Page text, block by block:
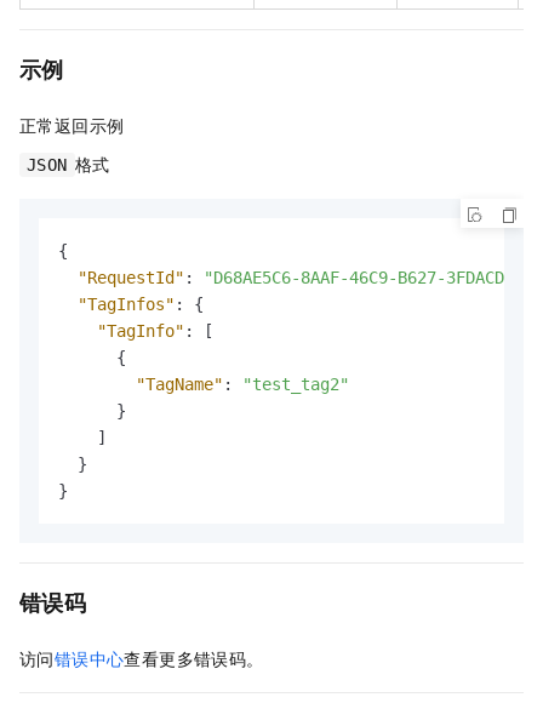
示例
正常返回示例
JSON 格式
{
"RequestId" :
"D68AE5C6-8AAF-46C9-B627-
"TagInfos" :
{
"TagInfo" :
[
{
"TagName" :
"test_tag2"
}
]
}
}
错误码
访问错误中心查看更多错误码。